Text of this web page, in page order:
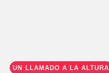
UN LLAMADO A LA ALTURA